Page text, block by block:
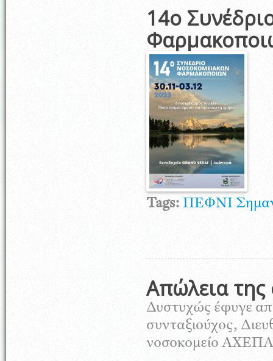
14ο
Tags: ΠΕΦΝΙ
Απώλεια
Δυστυχώς έφυγε
συνταξιούχος,
νοσοκομείο